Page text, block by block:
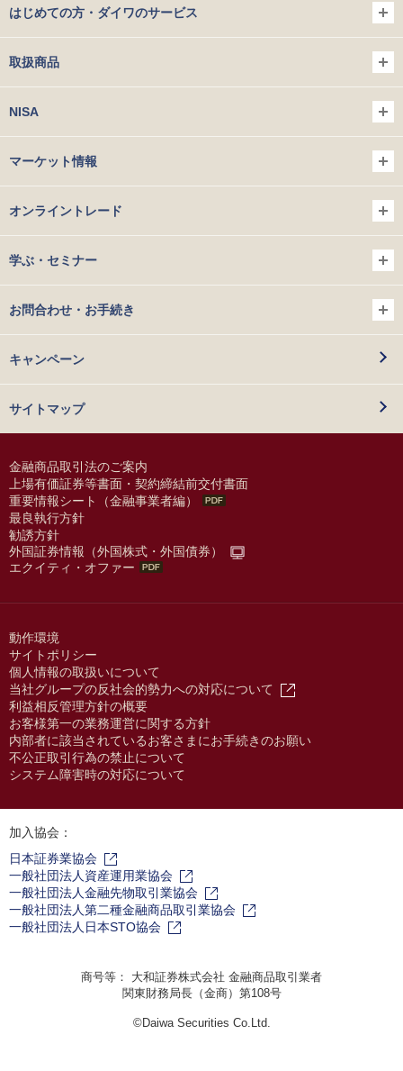
はじめての方・ダイワのサービス
取扱商品
NISA
マーケット情報
オンライントレード
学ぶ・セミナー
お問合わせ・お手続き
キャンペーン
サイトマップ
金融商品取引法のご案内
上場有価証券等書面・契約締結前交付書面
重要情報シート（金融事業者編）
最良執行方針
勧誘方針
外国証券情報（外国株式・外国債券）
エクイティ・オファー
動作環境
サイトポリシー
個人情報の取扱いについて
当社グループの反社会的勢力への対応について
利益相反管理方針の概要
お客様第一の業務運営に関する方針
内部者に該当されているお客さまにお手続きのお願い
不公正取引行為の禁止について
システム障害時の対応について
加入協会：
日本証券業協会
一般社団法人資産運用業協会
一般社団法人金融先物取引業協会
一般社団法人第二種金融商品取引業協会
一般社団法人日本STO協会
商号等： 大和証券株式会社 金融商品取引業者
関東財務局長（金商）第108号
©Daiwa Securities Co.Ltd.